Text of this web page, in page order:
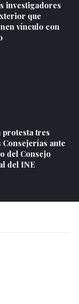
investigadores
que
vínculo con
protesta tres
Consejerías ante
del Consejo
del INE